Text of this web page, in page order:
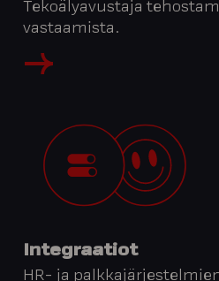
Tekoälyavustaja
vastaamista.
Integraatiot
HR- ja